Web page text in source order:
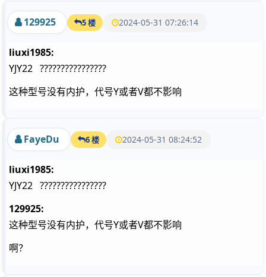
129925 5 楼 2024-05-31 07:26:14
liuxi1985:
YJY22 ????????????????
这种型号没有内护，代号Y或者V都不影响
FayeDu 6 楼 2024-05-31 08:24:52
liuxi1985:
YJY22 ????????????????
129925:
这种型号没有内护，代号Y或者V都不影响
啊？